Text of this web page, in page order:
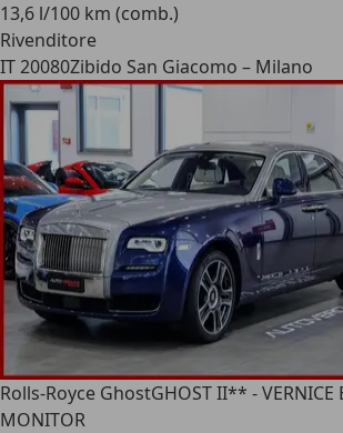
13,6 l/100 km (comb.)
Rivenditore
IT 20080Zibido San Giacomo – Milano
Rolls-Royce GhostGHOST II** - VERNICE
MONITOR